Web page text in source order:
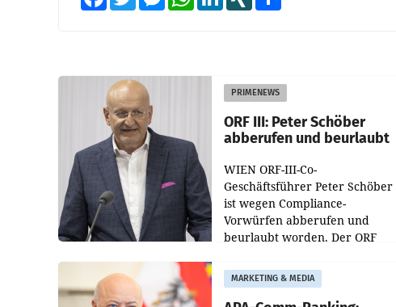
PRIMENEWS
ORF III: Peter Schöber
abberufen und beurlaubt
WIEN ORF-III-Co-
Geschäftsführer Peter Schöber
ist wegen Compliance-
Vorwürfen abberufen und
beurlaubt worden. Der ORF
entsprechende
Medienberichte.
MARKETING & MEDIA